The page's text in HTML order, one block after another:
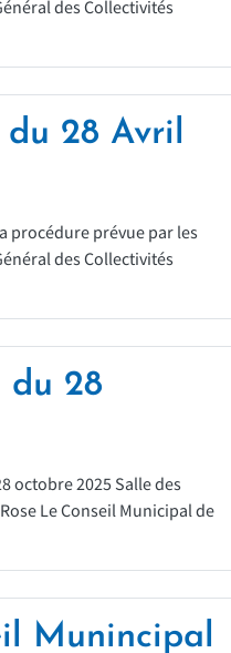
des Collectivités
28 Avril
procédure prévue par les
des Collectivités
du 28
octobre 2025 Salle des
Le Conseil Municipal de
Munincipal